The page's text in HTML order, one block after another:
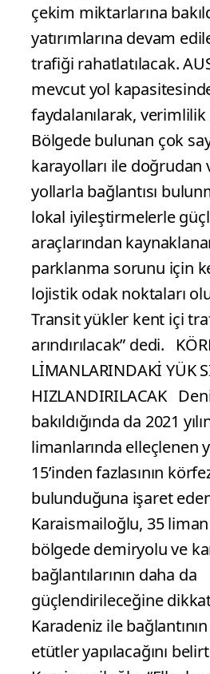
çekim miktarlarına
yatırımlarına devam
trafiği rahatlatılacak.
mevcut yol
faydalanılarak, verimlilik
Bölgede bulunan çok
karayolları ile doğrudan
yollarla bağlantısı
lokal iyileştirmelerle
araçlarından
parklanma sorunu için
lojistik odak noktaları
Transit yükler kent içi
arındırılacak” dedi.
LİMANLARINDAKİ YÜK
HIZLANDIRILACAK
bakıldığında da 2021
limanlarında elleçlenen
15’inden fazlasının
bulunduğuna işaret
Karaismailoğlu, 35
bölgede demiryolu ve
bağlantılarının daha da
güçlendirileceğine
Karadeniz ile
etütler yapılacağını